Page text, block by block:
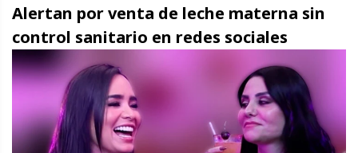
Alertan por venta de leche materna sin
control sanitario en redes sociales